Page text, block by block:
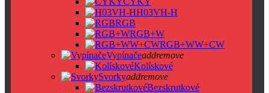
H03VH-H
RGB
RGB+W
RGB+WW+CW
Vypínačeaddremove
Kolískové
Svorkyaddremove
Bezskrutkové